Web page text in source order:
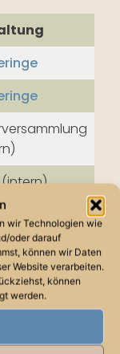
wir Technologien wie
oder darauf
können wir Daten
Website verarbeiten.
können
werden.
Zons